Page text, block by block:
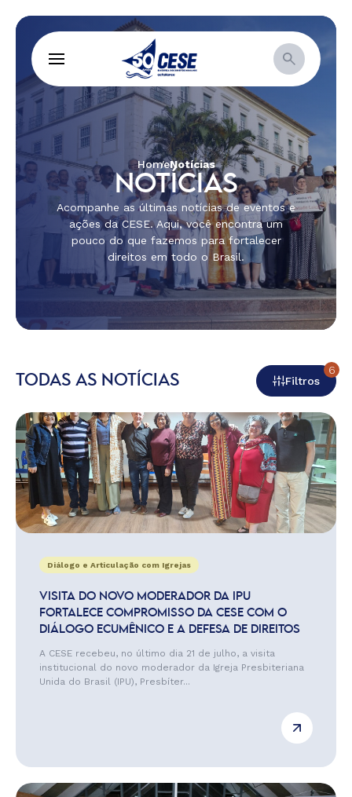
HomeNotícias
NOTÍCIAS
Acompanhe as últimas notícias de eventos e
ações da CESE. Aqui, você encontra um
pouco do que fazemos para fortalecer
direitos em todo o Brasil.
TODAS AS NOTÍCIAS Filtros
6
Diálogo e Articulação com Igrejas
VISITA DO NOVO MODERADOR DA IPU
FORTALECE COMPROMISSO DA CESE COM O
DIÁLOGO ECUMÊNICO E A DEFESA DE DIREITOS
A CESE recebeu, no último dia 21 de julho, a visita
institucional do novo moderador da Igreja Presbiteriana
Unida do Brasil (IPU), Presbíter...